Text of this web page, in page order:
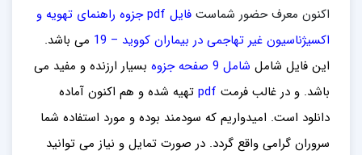
اکنون معرف حضور شماست
فایل pdf جزوه راهنمای تهویه و
اکسیژناسیون غیر تهاجمی در بیماران کووید – 19
می باشد.
این فایل شامل شامل 9 صفحه جزوه
بسیار ارزنده و مفید می
باشد. و در غالب فرمت pdf تهیه شده و هم اکنون آماده
دانلود است. امیدواریم که سودمند بوده و مورد استفاده شما
سروران گرامی واقع گردد. در صورت تمایل و نیاز می توانید